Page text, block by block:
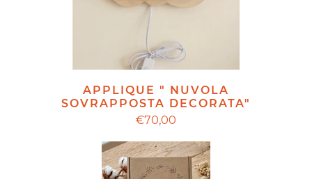
APPLIQUE " NUVOLA
SOVRAPPOSTA DECORATA"
€70,00